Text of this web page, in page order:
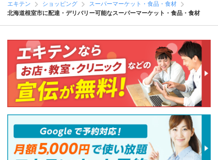
エキテン ショッピング
スーパーマーケット・食品・食材
北海道根室市に配達・デリバリー可能なスーパーマーケット・食品・食材